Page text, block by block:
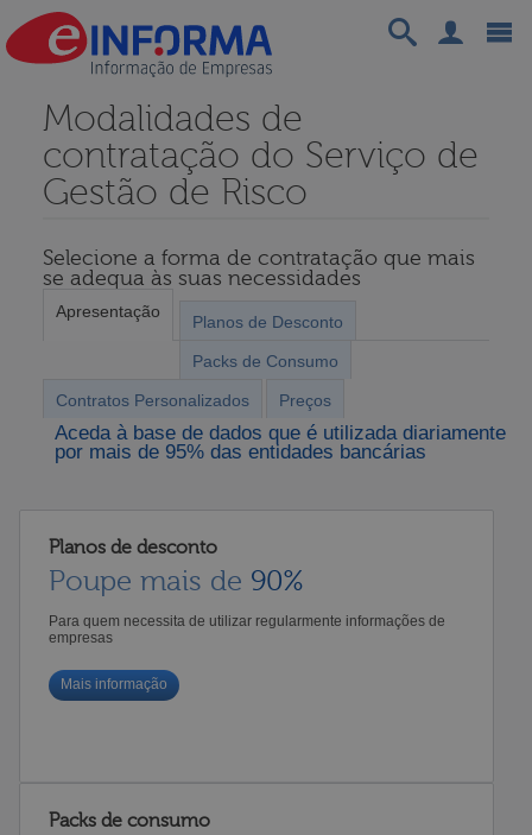
Modalidades de
contratação do Serviço de
Gestão de Risco
Selecione a forma de contratação que mais
se adequa às suas necessidades
Apresentação
Planos de Desconto
Packs de Consumo
Contratos Personalizados Preços
Aceda à base de dados que é utilizada diariamente
por mais de 95% das entidades bancárias
Planos de desconto
Poupe mais de 90%
Para quem necessita de utilizar regularmente informações de
empresas
Mais informação
Packs de consumo